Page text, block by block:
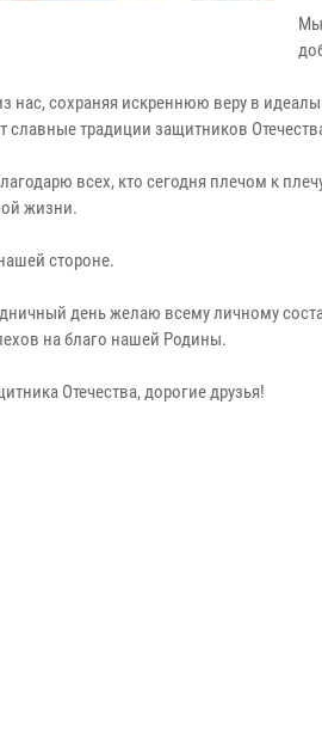
Мы
нас, сохраняя искреннюю веру в
славные традиции защитников
всех, кто сегодня плечом к
жизни.
стороне.
день желаю всему личному
на благо нашей Родины.
Отечества, дорогие друзья!